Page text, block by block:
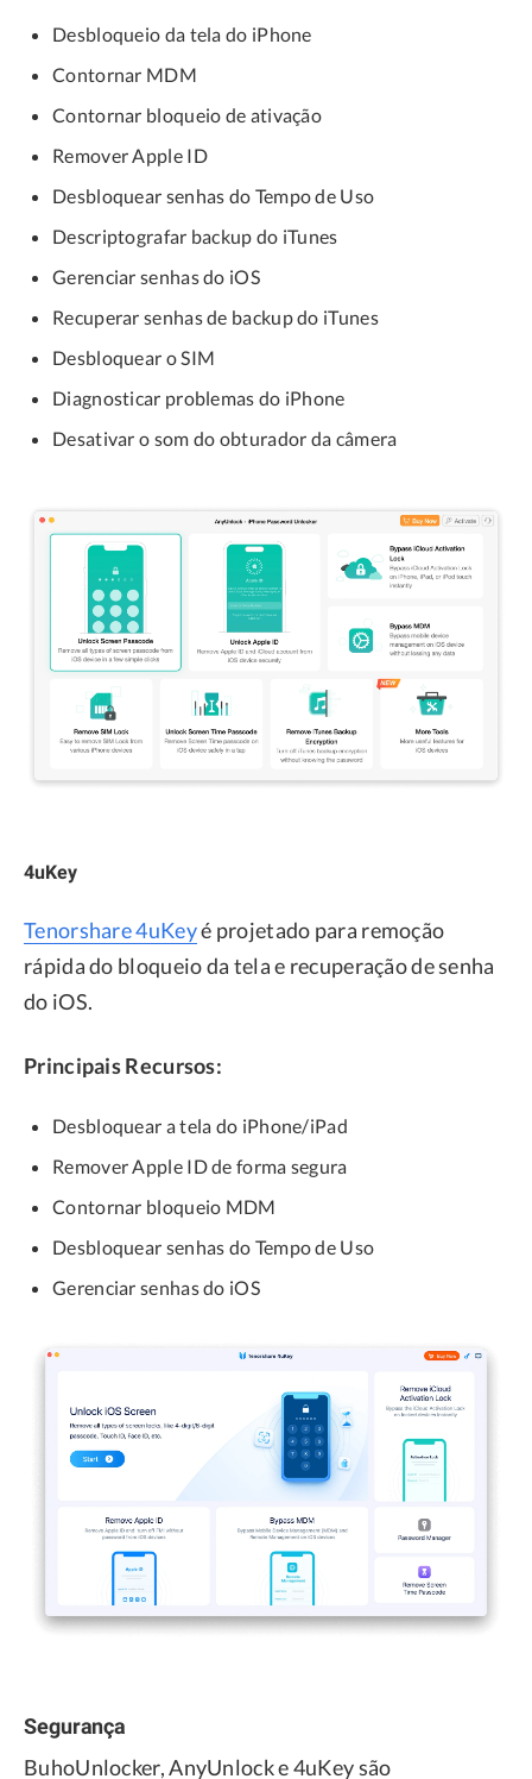
Desbloqueio da tela do iPhone
Contornar MDM
Contornar bloqueio de ativação
Remover Apple ID
Desbloquear senhas do Tempo de Uso
Descriptografar backup do iTunes
Gerenciar senhas do iOS
Recuperar senhas de backup do iTunes
Desbloquear o SIM
Diagnosticar problemas do iPhone
Desativar o som do obturador da câmera
4uKey
Tenorshare 4uKeyé projetado para remoção
rápida do bloqueio da tela e recuperação de senha
do iOS.
Principais Recursos:
Desbloquear a tela do iPhone/iPad
Remover Apple ID de forma segura
Contornar bloqueio MDM
Desbloquear senhas do Tempo de Uso
Gerenciar senhas do iOS
Segurança
BuhoUnlocker, AnyUnlock e 4uKey são